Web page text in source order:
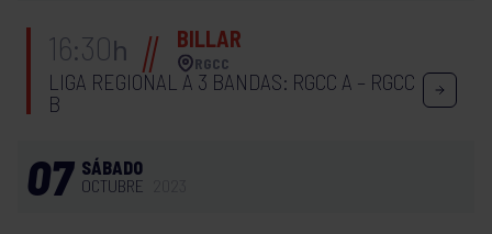
16:30h BILLAR
RGCC
LIGA REGIONAL A 3 BANDAS: RGCC A – RGCC
B
07 SÁBADO
OCTUBRE